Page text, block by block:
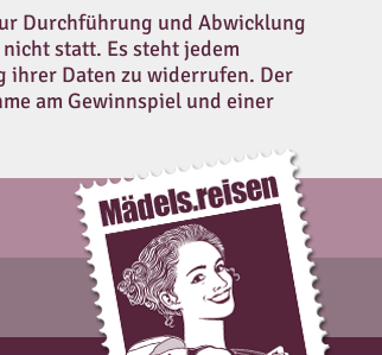
Durchführung und Abwicklung
statt. Es steht jedem
ihrer Daten zu widerrufen. Der
am Gewinnspiel und einer